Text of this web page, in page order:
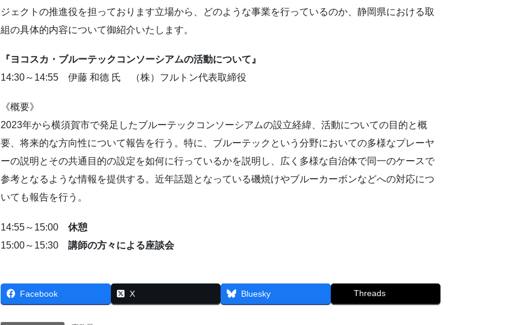
ジェクトの推進役を担っております立場から、どのような事業を行っているのか、静岡県における取
組の具体的内容について御紹介いたします。
『ヨコスカ・ブルーテックコンソーシアムの活動について』
14:30～14:55 伊藤 和德 氏 （株）フルトン代表取締役
《概要》
2023年から横須賀市で発足したブルーテックコンソーシアムの設立経緯、活動についての目的と概
要、将来的な方向性について報告を行う。特に、ブルーテックという分野においての多様なプレーヤ
ーの説明とその共通目的の設定を如何に行っているかを説明し、広く多様な自治体で同一のケースで
参考となるような情報を提供する。近年話題となっている磯焼けやブルーカーボンなどへの対応につ
いても報告を行う。
14:55～15:00 休憩
15:00～15:30 講師の方々による座談会
Facebook X Bluesky Threads